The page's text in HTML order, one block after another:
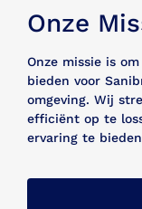
Onze
Onze missie is
bieden voor
omgeving. Wij
efficiënt op te
ervaring te